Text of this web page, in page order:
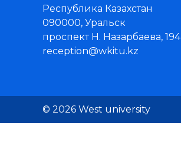
Республика Казахстан
090000, Уральск
проспект Н. Назарбаева, 194
reception@wkitu.kz
© 2026 West university